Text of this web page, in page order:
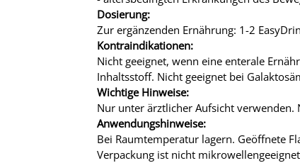
Dosierung:
Zur ergänzenden Ernährung: 1-2
Kontraindikationen:
Nicht geeignet, wenn eine enterale
Inhaltsstoff. Nicht geeignet bei
Wichtige Hinweise:
Nur unter ärztlicher Aufsicht verwenden.
Anwendungshinweise:
Bei Raumtemperatur lagern. Geöffnete
Verpackung ist nicht